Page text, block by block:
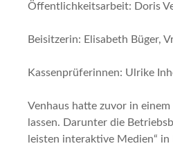
Öffentlichkeitsarbeit: Doris
Beisitzerin: Elisabeth Büger,
Kassenprüferinnen: Ulrike
Venhaus hatte zuvor in einem
lassen. Darunter die
leisten interaktive Medien“